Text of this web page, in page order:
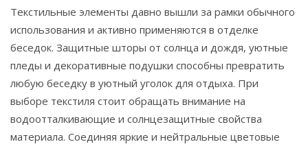
Текстильные элементы давно вышли за рамки обычного
использования и активно применяются в отделке
беседок. Защитные шторы от солнца и дождя, уютные
пледы и декоративные подушки способны превратить
любую беседку в уютный уголок для отдыха. При
выборе текстиля стоит обращать внимание на
водоотталкивающие и солнцезащитные свойства
материала. Соединяя яркие и нейтральные цветовые